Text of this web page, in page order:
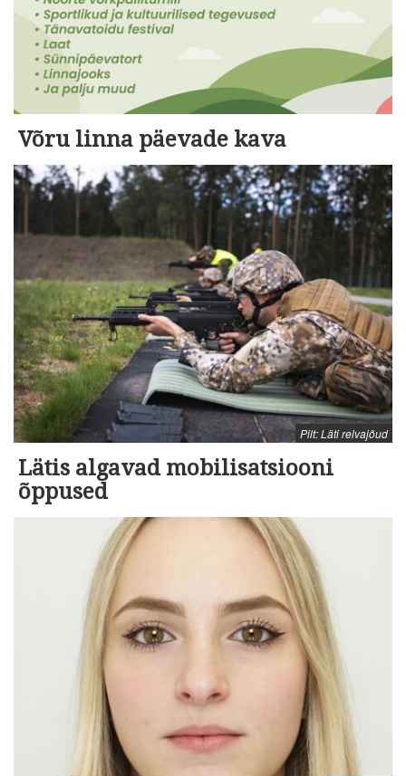
Võru linna päevade kava
Pilt: Läti relvajõud
Lätis algavad mobilisatsiooni
õppused